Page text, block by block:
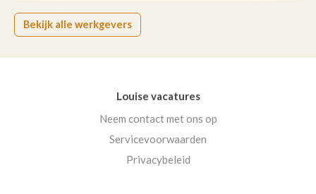
Bekijk alle werkgevers
Louise vacatures
Neem contact met ons op
Servicevoorwaarden
Privacybeleid